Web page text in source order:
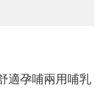
適孕哺兩用哺乳